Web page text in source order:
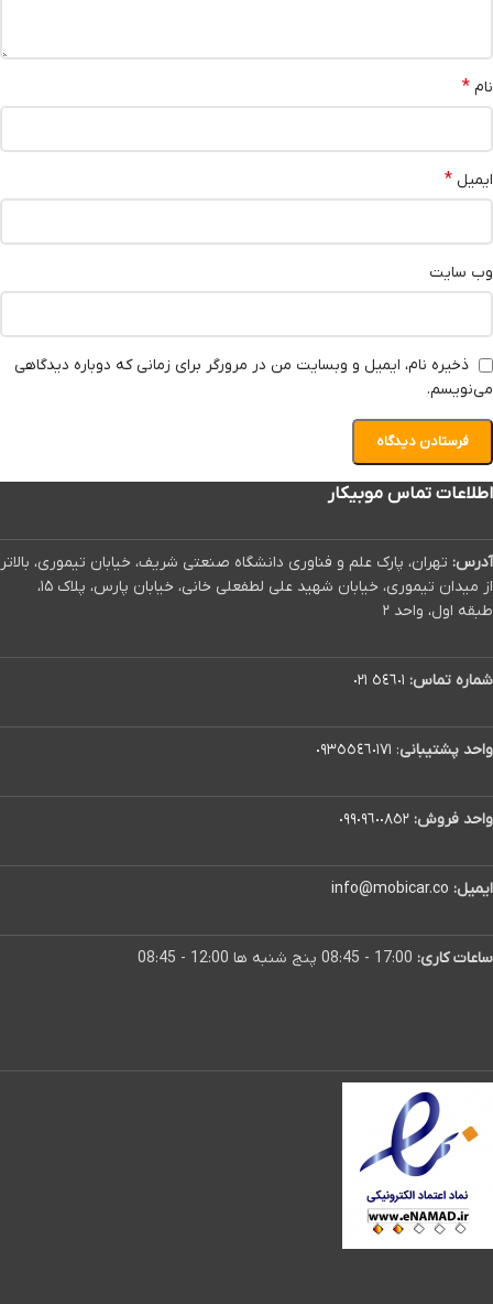
نام *
ایمیل *
وب‌ سایت
ذخیره نام، ایمیل و وبسایت من در مرورگر برای زمانی که دوباره دیدگاهی
می‌نویسم.
اطلاعات تماس موبیکار
آدرس: تهران، پارک علم و فناوری دانشگاه صنعتی شریف، خیابان تیموری، بالاتر
از میدان تیموری، خیابان شهید علی لطفعلی خانی، خیابان پارس، پلاک ۱۵،
طبقه اول، واحد ۲
شماره تماس: ٥٤٦٠١ ٠٢١
واحد پشتیبانی: ٠٩٣٥٥٤٦٠١٧١
واحد فروش: ٠٩٩٠٩٦٠٠٨٥٢
ایمیل: info@mobicar.co
ساعات کاری: